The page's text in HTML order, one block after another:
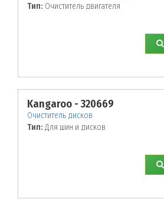
Тип: Очиститель двигателя
Kangaroo - 320669
Очиститель дисков
Тип: Для шин и дисков